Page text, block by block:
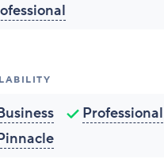
Professional